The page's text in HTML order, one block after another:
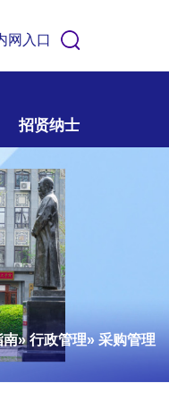
网入口
招贤纳士
南»行政管理» 采购管理